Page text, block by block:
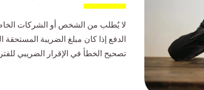
لا يُطلب من الشخص أو الشركات
تصحيح الخطأ في الإقرار الضريبي